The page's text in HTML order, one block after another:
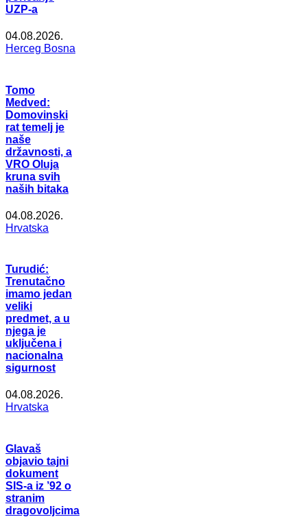
UZP-a
04.08.2026.
Herceg Bosna
Tomo
Medved:
Domovinski
rat temelj je
naše
državnosti, a
VRO Oluja
kruna svih
naših bitaka
04.08.2026.
Hrvatska
Turudić:
Trenutačno
imamo jedan
veliki
predmet, a u
njega je
uključena i
nacionalna
sigurnost
04.08.2026.
Hrvatska
Glavaš
objavio tajni
dokument
SIS-a iz ’92 o
stranim
dragovoljcima